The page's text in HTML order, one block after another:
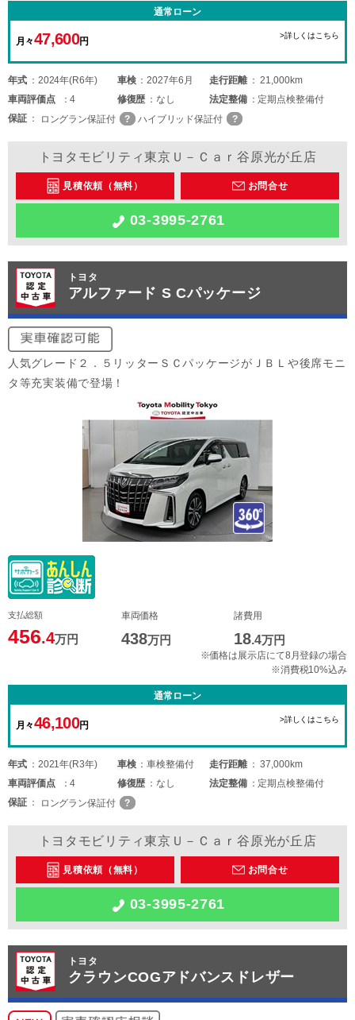
通常ローン
月々47,600円
>詳しくはこちら
年式 2024年(R6年) 車検 2027年6月 走行距離
21,000km
車両評価点 4 修復歴 なし 法定整備
定期点検整備付
保証
ロングラン保証付 ハイブリッド保証付
トヨタモビリティ東京Ｕ－Ｃａｒ谷原光が丘店
見積依頼（無料） お問合せ
03-3995-2761
トヨタ
アルファード S Cパッケージ
人気グレード２．５リッターＳＣパッケージがＪＢＬや後席モニ
タ等充実装備で登場！
支払総額
456.4万円
車両価格
438万円
諸費用
18.4万円
※価格は展示店にて8月登録の場合
※消費税10%込み
通常ローン
月々46,100円
>詳しくはこちら
年式 2021年(R3年) 車検 車検整備付 走行距離
37,000km
車両評価点 4 修復歴 なし 法定整備
定期点検整備付
保証
ロングラン保証付
トヨタモビリティ東京Ｕ－Ｃａｒ谷原光が丘店
見積依頼（無料） お問合せ
03-3995-2761
トヨタ
クラウンCOGアドバンスドレザー